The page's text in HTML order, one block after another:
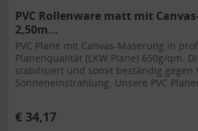
PVC Rollenware matt mit
2,50m...
PVC Plane mit Canvas-Maserung in
Planenqualität (LKW Plane) 650g/qm.
stabilisiert und somit beständig gegen
Sonneneinstrahlung. Unsere PVC
Sandkastenabdeckung oder für Ihren
€ 34,17